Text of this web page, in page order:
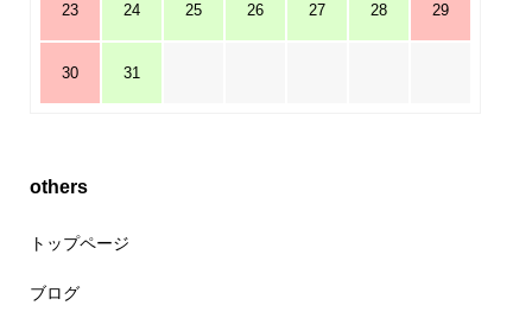
23 24 25 26 27 28 29
30 31
others
トップページ
ブログ